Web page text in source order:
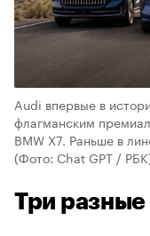
Audi впервые в
флагманским
BMW X7. Раньше в
(Фото: Chat GPT /
Три